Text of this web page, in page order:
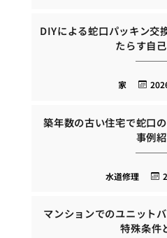
DIYによる蛇口パッキン交
たらす自
家
築年数の古い住宅で蛇口
事例
水道修理
マンションでのユニット
特殊条件